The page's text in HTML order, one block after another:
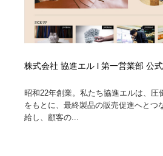
株式会社 協進エル l 第一営業部 公
昭和22年創業。私たち協進エルは、圧
をもとに、最終製品の販売促進へとつ
給し、顧客の...